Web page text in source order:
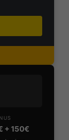
+ 150€